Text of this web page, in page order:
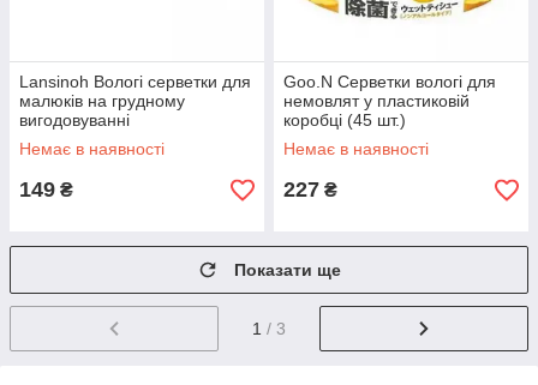
Lansinoh Вологі серветки для
малюків на грудному
вигодовуванні
Немає в наявності
149 ₴
Goo.N Серветки вологі для
немовлят у пластиковій
коробці (45 шт.)
Немає в наявності
227 ₴
Показати ще
1 / 3